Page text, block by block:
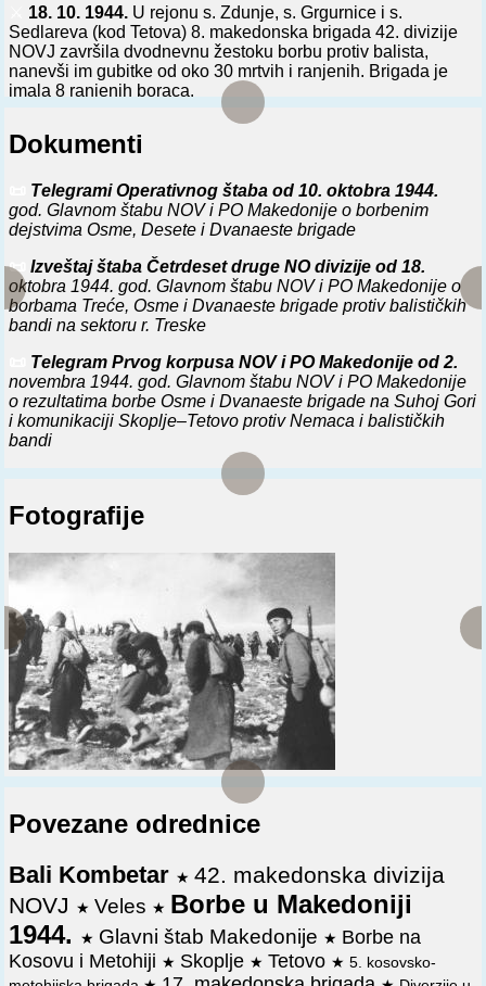
18. 10. 1944. U rejonu s. Zdunje, s. Grgurnice i s.
Sedlareva (kod Tetova) 8. makedonska brigada 42. divizije
NOVJ završila dvodnevnu žestoku borbu protiv balista,
nanevši im gubitke od oko 30 mrtvih i ranjenih. Brigada je
imala 8 ranjenih boraca.
U rejonu s. Vručevaea i s. Ogušta (blizu
Gn.jilana) iznenada napale jake snage balista dva bataljon i
NO brigade. Posle teške noćne borbe bataljoni su se povukli
za Gnjilane.
23. 12. 1944.
Na jedinice 8. i 17. makedonske NO brigade
i jedan bataljon 5. kosovsko-metohijske NO brigade u
Gnjilanu napale jake snage balista i manji broj četnika.
Posle tročasovnih uličnih borbi balisti su proterani iz grada.
Goneći neprijatelja jedinice NOVJ oslobodile su sela
Dokumenti
Telegrami Operativnog štaba od 10. oktobra 1944.
god. Glavnom štabu NOV i PO Makedonije o borbenim
dejstvima Osme, Desete i Dvanaeste brigade
📜
Izveštaj štaba Četrdeset druge NO divizije od 18.
oktobra 1944. god. Glavnom štabu NOV i PO Makedonije o
borbama Treće, Osme i Dvanaeste brigade protiv balističkih
bandi na sektoru r. Treske
Telegram Prvog korpusa NOV i PO Makedonije od 2.
novembra 1944. god. Glavnom štabu NOV i PO Makedonije
o rezultatima borbe Osme i Dvanaeste brigade na Suhoj Gori
i komunikaciji Skoplje–Tetovo protiv Nemaca i balističkih
bandi
Fotografije
Povezane odrednice
Bali Kombetar ★42. makedonska divizija
NOVJ ★Veles ★ Borbe u Makedoniji
1944.
★ Glavni štab Makedonije ★ Borbe na
Kosovu i Metohiji ★ Skoplje ★Tetovo ★5. kosovsko-